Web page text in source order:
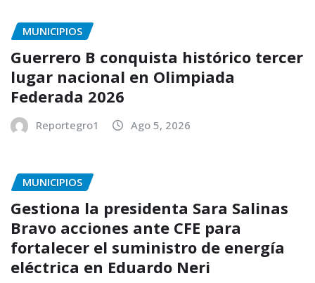
MUNICIPIOS
Guerrero B conquista histórico tercer
lugar nacional en Olimpiada
Federada 2026
Reportegro1 Ago 5, 2026
MUNICIPIOS
Gestiona la presidenta Sara Salinas
Bravo acciones ante CFE para
fortalecer el suministro de energía
eléctrica en Eduardo Neri